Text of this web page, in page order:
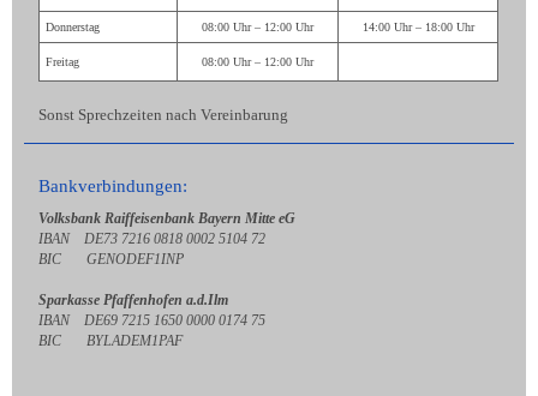
Donnerstag 08:00 Uhr – 12:00 Uhr 14:00 Uhr – 18:00 Uhr
Freitag 08:00 Uhr – 12:00 Uhr
Sonst Sprechzeiten nach Vereinbarung
Bankverbindungen:
Volksbank Raiffeisenbank Bayern Mitte eG
IBAN DE73 7216 0818 0002 5104 72
BIC GENODEF1INP
Sparkasse Pfaffenhofen a.d.Ilm
IBAN DE69 7215 1650 0000 0174 75
BIC BYLADEM1PAF